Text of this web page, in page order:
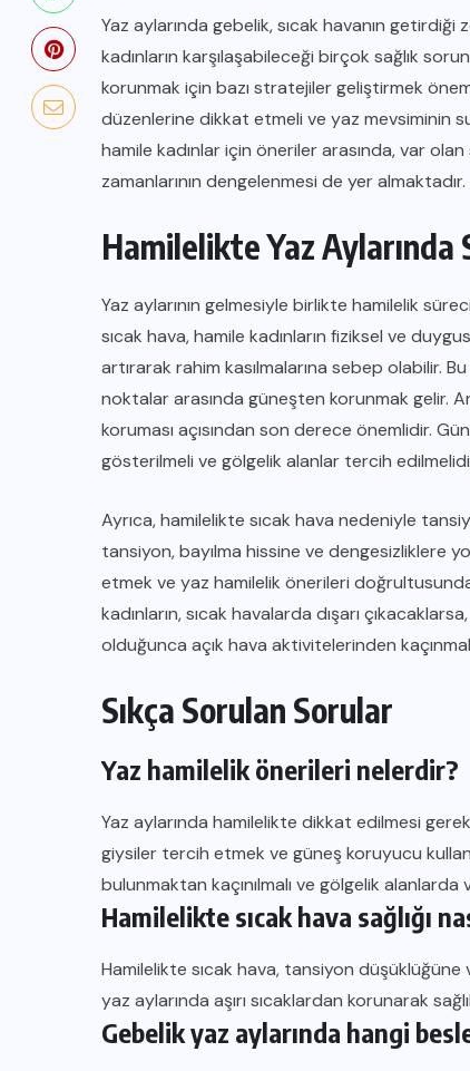
Yaz aylarında gebelik, sıcak havanın
kadınların karşılaşabileceği birçok sağlık
korunmak için bazı stratejiler geliştirmek
düzenlerine dikkat etmeli ve yaz mevsiminin
hamile kadınlar için öneriler arasında, var
zamanlarının dengelenmesi de yer almaktadır.
Hamilelikte Yaz Aylarında
Yaz aylarının gelmesiyle birlikte hamilelik
sıcak hava, hamile kadınların fiziksel ve
artırarak rahim kasılmalarına sebep olabilir.
noktalar arasında güneşten korunmak gelir.
koruması açısından son derece önemlidir.
gösterilmeli ve gölgelik alanlar tercih
Ayrıca, hamilelikte sıcak hava nedeniyle
tansiyon, bayılma hissine ve dengesizliklere
etmek ve yaz hamilelik önerileri
kadınların, sıcak havalarda dışarı
olduğunca açık hava aktivitelerinden
Sıkça Sorulan Sorular
Yaz hamilelik önerileri nelerdir?
Yaz aylarında hamilelikte dikkat edilmesi
giysiler tercih etmek ve güneş koruyucu
bulunmaktan kaçınılmalı ve gölgelik alanlarda
Hamilelikte sıcak hava sağlığı
Hamilelikte sıcak hava, tansiyon düşüklüğüne
yaz aylarında aşırı sıcaklardan korunarak
Gebelik yaz aylarında hangi
İyi Başlangıç
ARALIK 1, 2025